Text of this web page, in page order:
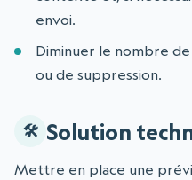
envoi.
Diminuer le nombre
ou de suppression.
Solution
Mettre en place une